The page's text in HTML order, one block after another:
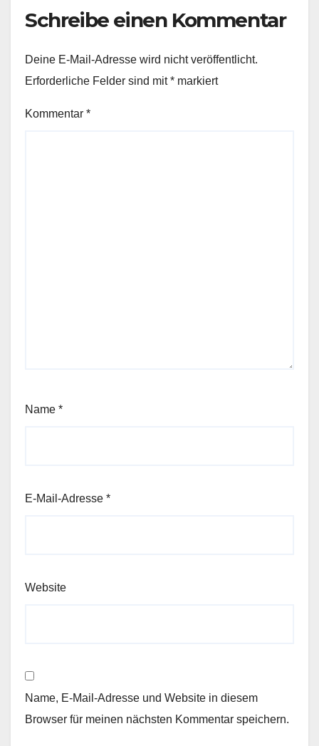
Schreibe einen Kommentar
Deine E-Mail-Adresse wird nicht veröffentlicht.
Erforderliche Felder sind mit* markiert
Kommentar *
Name *
E-Mail-Adresse *
Website
Name, E-Mail-Adresse und Website in diesem
Browser für meinen nächsten Kommentar speichern.